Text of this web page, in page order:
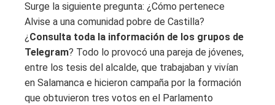
Surge la siguiente pregunta: ¿Cómo pertenece
Alvise a una comunidad pobre de Castilla?
¿ Consulta toda la información de los grupos de
Telegram? Todo lo provocó una pareja de jóvenes,
entre los tesis del alcalde, que trabajaban y vivían
en Salamanca e hicieron campaña por la formación
que obtuvieron tres votos en el Parlamento